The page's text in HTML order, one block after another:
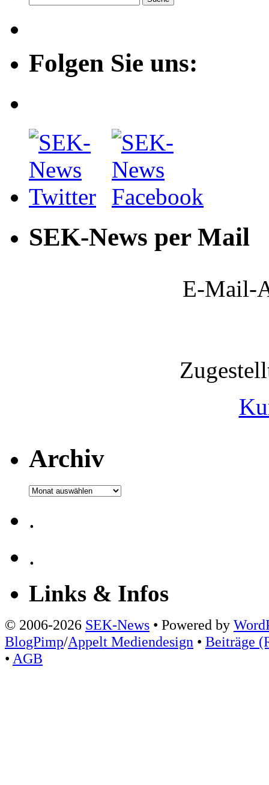
Folgen Sie uns:
SEK-News per Mail
E-Mail-
Archiv
Archiv
.
.
Links & Infos
© 2006-2026 SEK-News • Powered by
BlogPimp/Appelt Mediendesign • Beiträge
• AGB